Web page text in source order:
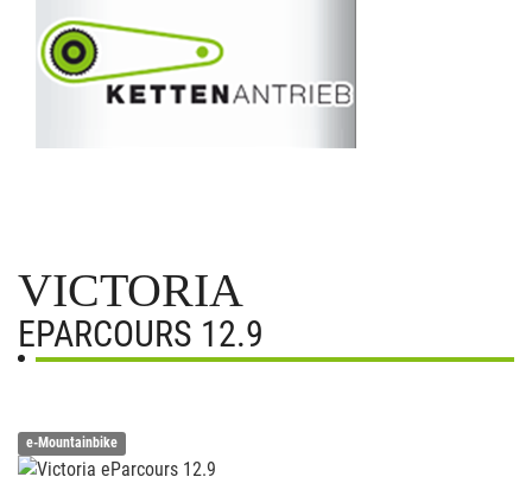
VICTORIA
EPARCOURS 12.9
e-Mountainbike